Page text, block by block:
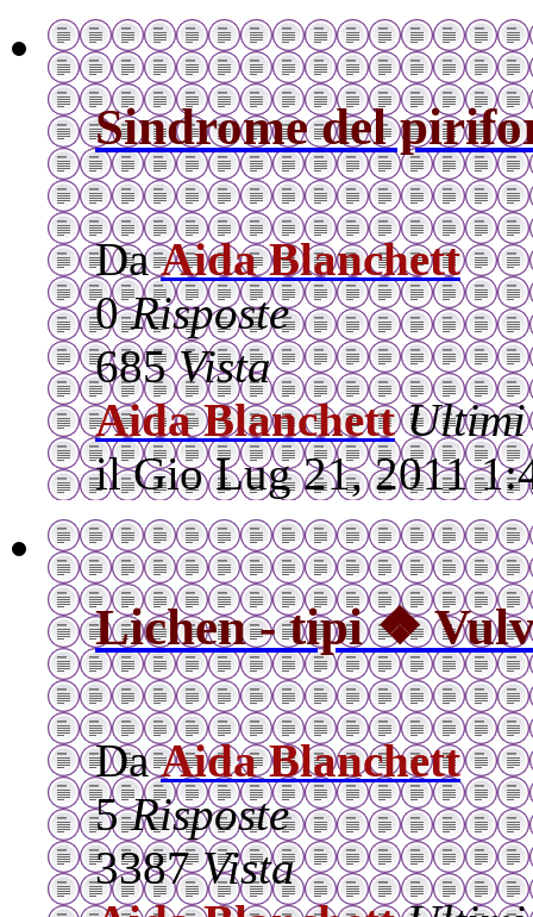
Sindrome del
DaAida Blanchett
0Risposte
685Vista
Aida Blanchett Ultimi
il Gio Lug 21, 2011
Lichen - tipi ❖
DaAida Blanchett
5Risposte
3387Vista